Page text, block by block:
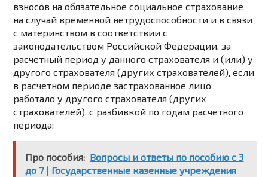
взносов на обязательное социальное страхование
на случай временной нетрудоспособности и в связи
с материнством в соответствии с
законодательством Российской Федерации, за
расчетный период у данного страхователя и (или) у
другого страхователя (других страхователей), если
в расчетном периоде застрахованное лицо
работало у другого страхователя (других
страхователей), с разбивкой по годам расчетного
периода;
Про пособия: Вопросы и ответы по пособию с 3
до 7 | Государственные казенные учреждения